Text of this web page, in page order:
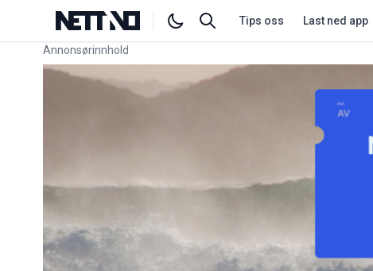
Tips oss Last ned app
Annonsørinnhold
Link for annonse